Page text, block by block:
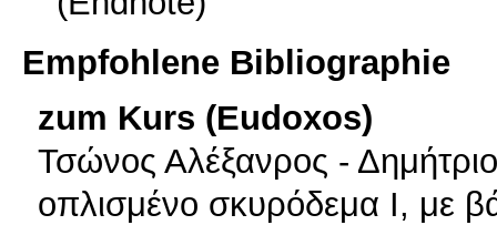
Empfohlene Bibliographie
zum Kurs (Eudoxos)
Τσώνος Αλέξανρος -
οπλισμένο σκυρόδεμα I, με